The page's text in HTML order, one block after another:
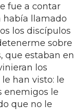
fue a contar
había llamado
los discípulos
sobre
que estaban en
los
han visto: le
enemigos le
que no le